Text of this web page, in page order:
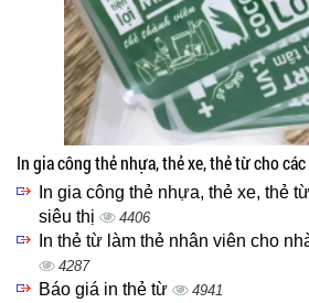
In gia công thẻ nhựa, thẻ xe, thẻ từ cho
In gia công thẻ nhựa, thẻ xe, thẻ
siêu thị
4406
In thẻ từ làm thẻ nhân viên cho
4287
Báo giá in thẻ từ 4941